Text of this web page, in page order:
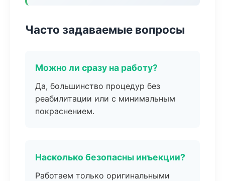
Часто задаваемые вопросы
Можно ли сразу на работу?
Да, большинство процедур без
реабилитации или с минимальным
покраснением.
Насколько безопасны инъекции?
Работаем только оригинальными